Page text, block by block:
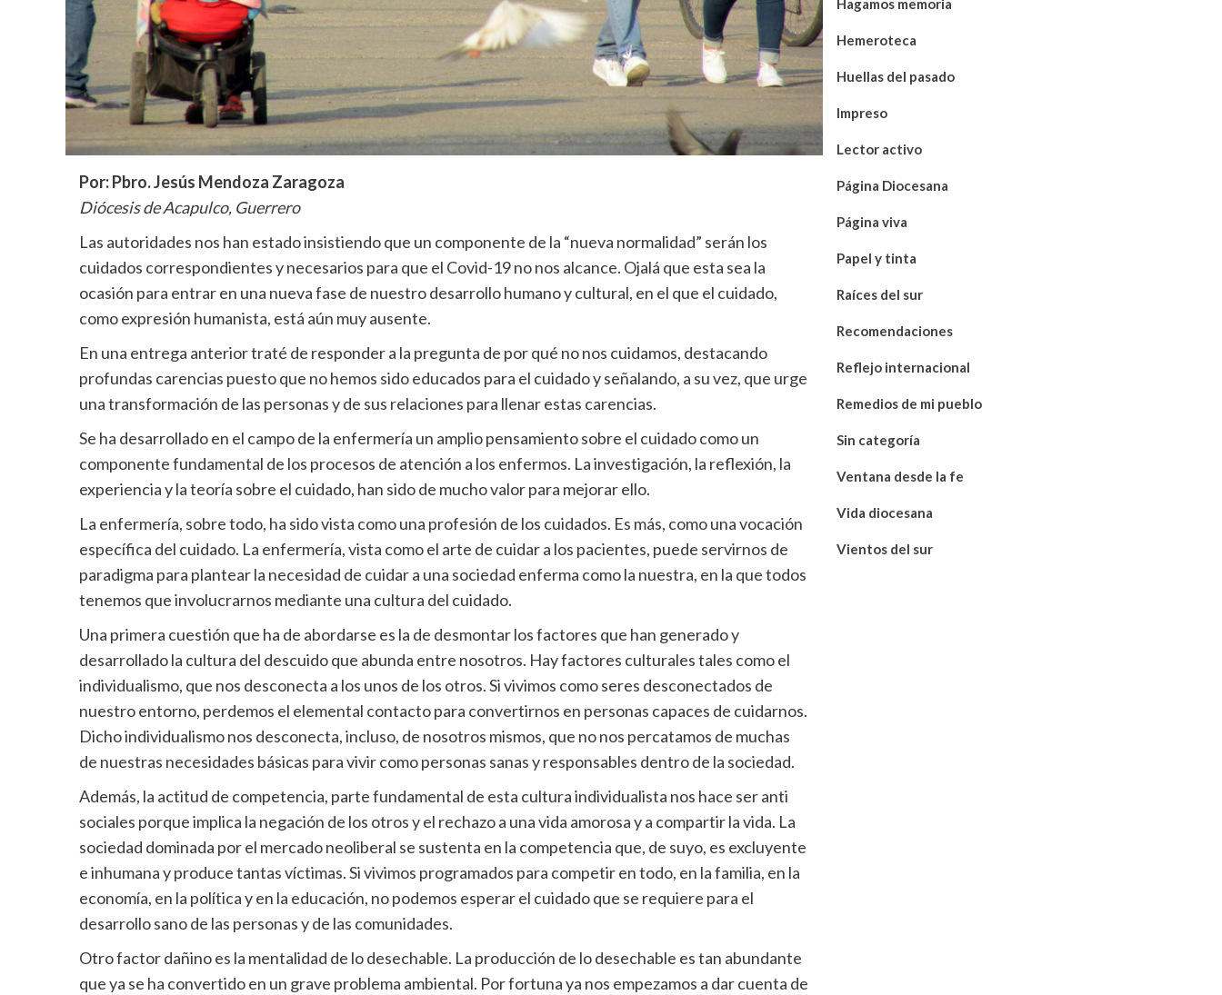
Por: Pbro. Jesús Mendoza Zaragoza
Diócesis de Acapulco, Guerrero
Las autoridades nos han estado insistiendo que un componente de la “nueva normalidad” serán los
cuidados correspondientes y necesarios para que el Covid-19 no nos alcance. Ojalá que esta sea la
ocasión para entrar en una nueva fase de nuestro desarrollo humano y cultural, en el que el cuidado,
como expresión humanista, está aún muy ausente.
En una entrega anterior traté de responder a la pregunta de por qué no nos cuidamos, destacando
profundas carencias puesto que no hemos sido educados para el cuidado y señalando, a su vez, que urge
una transformación de las personas y de sus relaciones para llenar estas carencias.
Se ha desarrollado en el campo de la enfermería un amplio pensamiento sobre el cuidado como un
componente fundamental de los procesos de atención a los enfermos. La investigación, la reflexión, la
experiencia y la teoría sobre el cuidado, han sido de mucho valor para mejorar ello.
La enfermería, sobre todo, ha sido vista como una profesión de los cuidados. Es más, como una vocación
específica del cuidado. La enfermería, vista como el arte de cuidar a los pacientes, puede servirnos de
paradigma para plantear la necesidad de cuidar a una sociedad enferma como la nuestra, en la que todos
tenemos que involucrarnos mediante una cultura del cuidado.
Una primera cuestión que ha de abordarse es la de desmontar los factores que han generado y
desarrollado la cultura del descuido que abunda entre nosotros. Hay factores culturales tales como el
individualismo, que nos desconecta a los unos de los otros. Si vivimos como seres desconectados de
nuestro entorno, perdemos el elemental contacto para convertirnos en personas capaces de cuidarnos.
Dicho individualismo nos desconecta, incluso, de nosotros mismos, que no nos percatamos de muchas
de nuestras necesidades básicas para vivir como personas sanas y responsables dentro de la sociedad.
Además, la actitud de competencia, parte fundamental de esta cultura individualista nos hace ser anti
sociales porque implica la negación de los otros y el rechazo a una vida amorosa y a compartir la vida. La
sociedad dominada por el mercado neoliberal se sustenta en la competencia que, de suyo, es excluyente
e inhumana y produce tantas víctimas. Si vivimos programados para competir en todo, en la familia, en la
economía, en la política y en la educación, no podemos esperar el cuidado que se requiere para el
desarrollo sano de las personas y de las comunidades.
Otro factor dañino es la mentalidad de lo desechable. La producción de lo desechable es tan abundante
que ya se ha convertido en un grave problema ambiental. Por fortuna ya nos empezamos a dar cuenta de
Hagamos memoria
Hemeroteca
Huellas del pasado
Impreso
Lector activo
Página Diocesana
Página viva
Papel y tinta
Raíces del sur
Recomendaciones
Reflejo internacional
Remedios de mi pueblo
Sin categoría
Ventana desde la fe
Vida diocesana
Vientos del sur